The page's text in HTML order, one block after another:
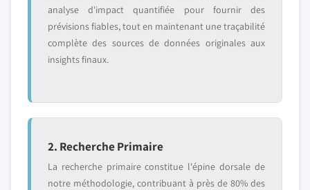
analyse d'impact quantifiée pour fournir des
prévisions fiables, tout en maintenant une traçabilité
complète des sources de données originales aux
insights finaux.
2. Recherche Primaire
La recherche primaire constitue l'épine dorsale de
notre méthodologie, contribuant à près de 80% des